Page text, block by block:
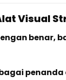
Visual
benar,
penanda